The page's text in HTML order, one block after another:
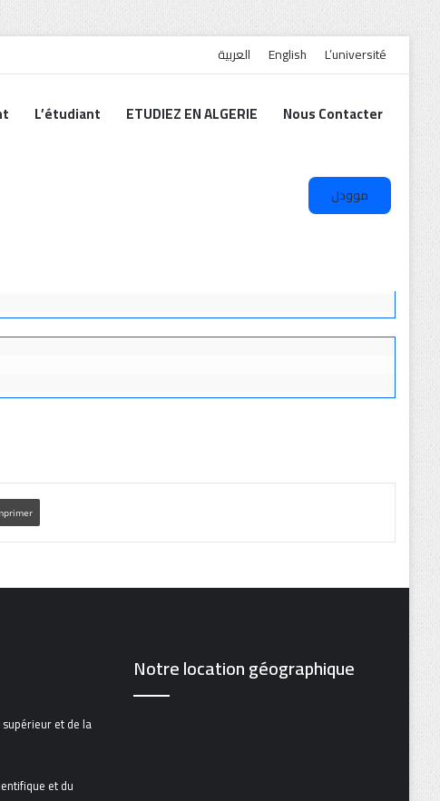
العربية English L’université
L’étudiant ETUDIEZ EN ALGERIE Nous Contacter
موودل
et de la
et du
Notre location géographique